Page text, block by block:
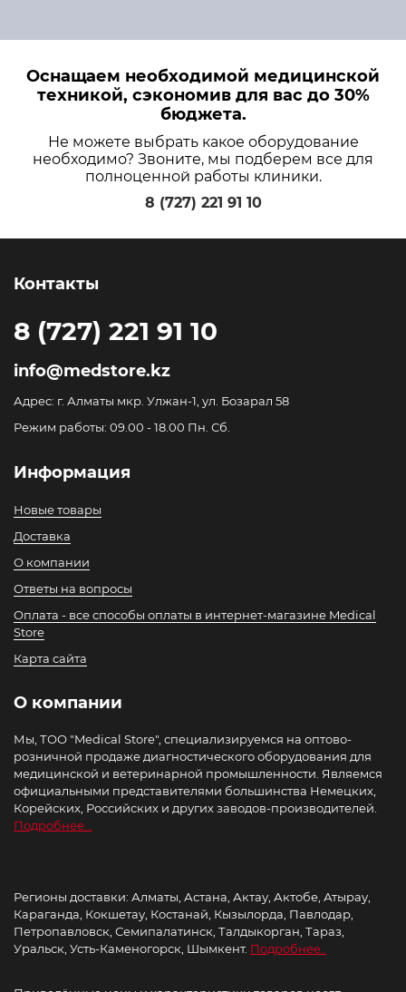
Оснащаем необходимой медицинской
техникой, сэкономив для вас до 30%
бюджета.
Не можете выбрать какое оборудование
необходимо? Звоните, мы подберем все для
полноценной работы клиники.
8 (727) 221 91 10
Контакты
8 (727) 221 91 10
info@medstore.kz
Адрес: г. Алматы мкр. Улжан-1, ул. Бозарал 58
Режим работы: 09.00 - 18.00 Пн. Сб.
Информация
Новые товары
Доставка
О компании
Ответы на вопросы
Оплата - все способы оплаты в интернет-магазине Medical
Store
Карта сайта
О компании
Мы, ТОО "Medical Store", специализируемся на оптово-
розничной продаже диагностического оборудования для
медицинской и ветеринарной промышленности. Являемся
официальными представителями большинства Немецких,
Корейских, Российских и других заводов-производителей.
Подробнее...
Регионы доставки: Алматы, Астана, Актау, Актобе, Атырау,
Караганда, Кокшетау, Костанай, Кызылорда, Павлодар,
Петропавловск, Семипалатинск, Талдыкорган, Тараз,
Уральск, Усть-Каменогорск, Шымкент. Подробнее..